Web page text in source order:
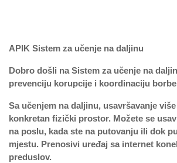
APIK Sistem za učenje na daljinu
Dobro došli na Sistem za učenje na
prevenciju korupcije i koordinaciju
Sa učenjem na daljinu, usavršavanje
konkretan fizički prostor. Možete se usavršavati u pauzama
na poslu, kada ste na putovanju ili dok putujete ka radnom
mjestu. Prenosivi uređaj sa internet konekcijom je jedini
preduslov.